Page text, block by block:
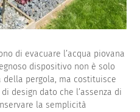
di evacuare l’acqua piovana
dispositivo non è solo
della pergola, ma costituisce
design dato che l’assenza di
la semplicità